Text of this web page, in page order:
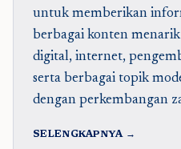
untuk memberikan
berbagai konten
digital, internet,
serta berbagai topik
dengan perkembangan
SELENGKAPNYA →